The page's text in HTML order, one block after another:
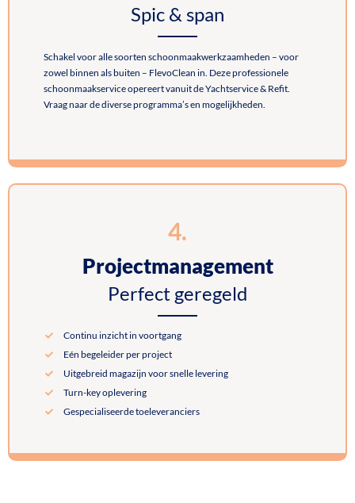
Spic & span
Schakel voor alle soorten schoonmaakwerkzaamheden – voor
zowel binnen als buiten – FlevoClean in. Deze professionele
schoonmaakservice opereert vanuit de Yachtservice & Refit.
Vraag naar de diverse programma’s en mogelijkheden.
4.
Projectmanagement
Perfect geregeld
Continu inzicht in voortgang
Eén begeleider per project
Uitgebreid magazijn voor snelle levering
Turn-key oplevering
Gespecialiseerde toeleveranciers